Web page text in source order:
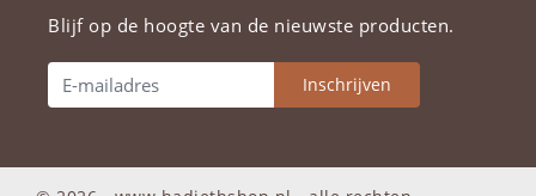
Blijf op de hoogte van de nieuwste producten.
Inschrijven